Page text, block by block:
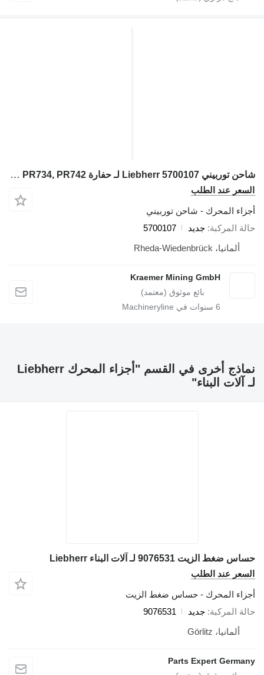
شاحن توربيني Liebherr 5700107 لـ حفارة Liebherr R922, R942, R944, R954, A900, A944, A954, PR734, PR742
السعر عند الطلب
أجزاء المحرك - شاحن توربيني
حالة المركبة جديد
5700107
ألمانيا، Rheda-Wiedenbrück
Kraemer Mining GmbH
6 سنوات في Machineryline
نماذج أخرى في القسم "أجزاء المحرك Liebherr
لـ آلات البناء"
حساس ضغط الزيت 9076531 لـ آلات البناء Liebherr
السعر عند الطلب
أجزاء المحرك - حساس ضغط الزيت
حالة المركبة جديد
9076531
ألمانيا، Görlitz
Parts Expert Germany